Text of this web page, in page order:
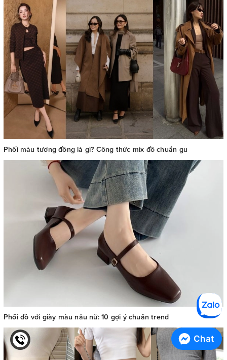
Phối màu tương đồng là gì? Công thức mix đồ chuẩn gu
Phối đồ với giày màu nâu nữ: 10 gợi ý chuẩn trend
Chat